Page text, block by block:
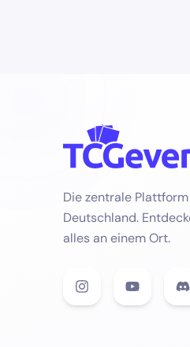
Die zentrale
Deutschland.
alles an einem Ort.